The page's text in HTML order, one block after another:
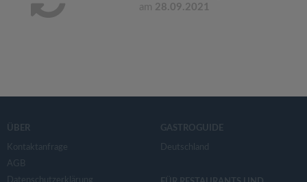
am 28.09.2021
ÜBER
Kontaktanfrage
AGB
GASTROGUIDE
Deutschland